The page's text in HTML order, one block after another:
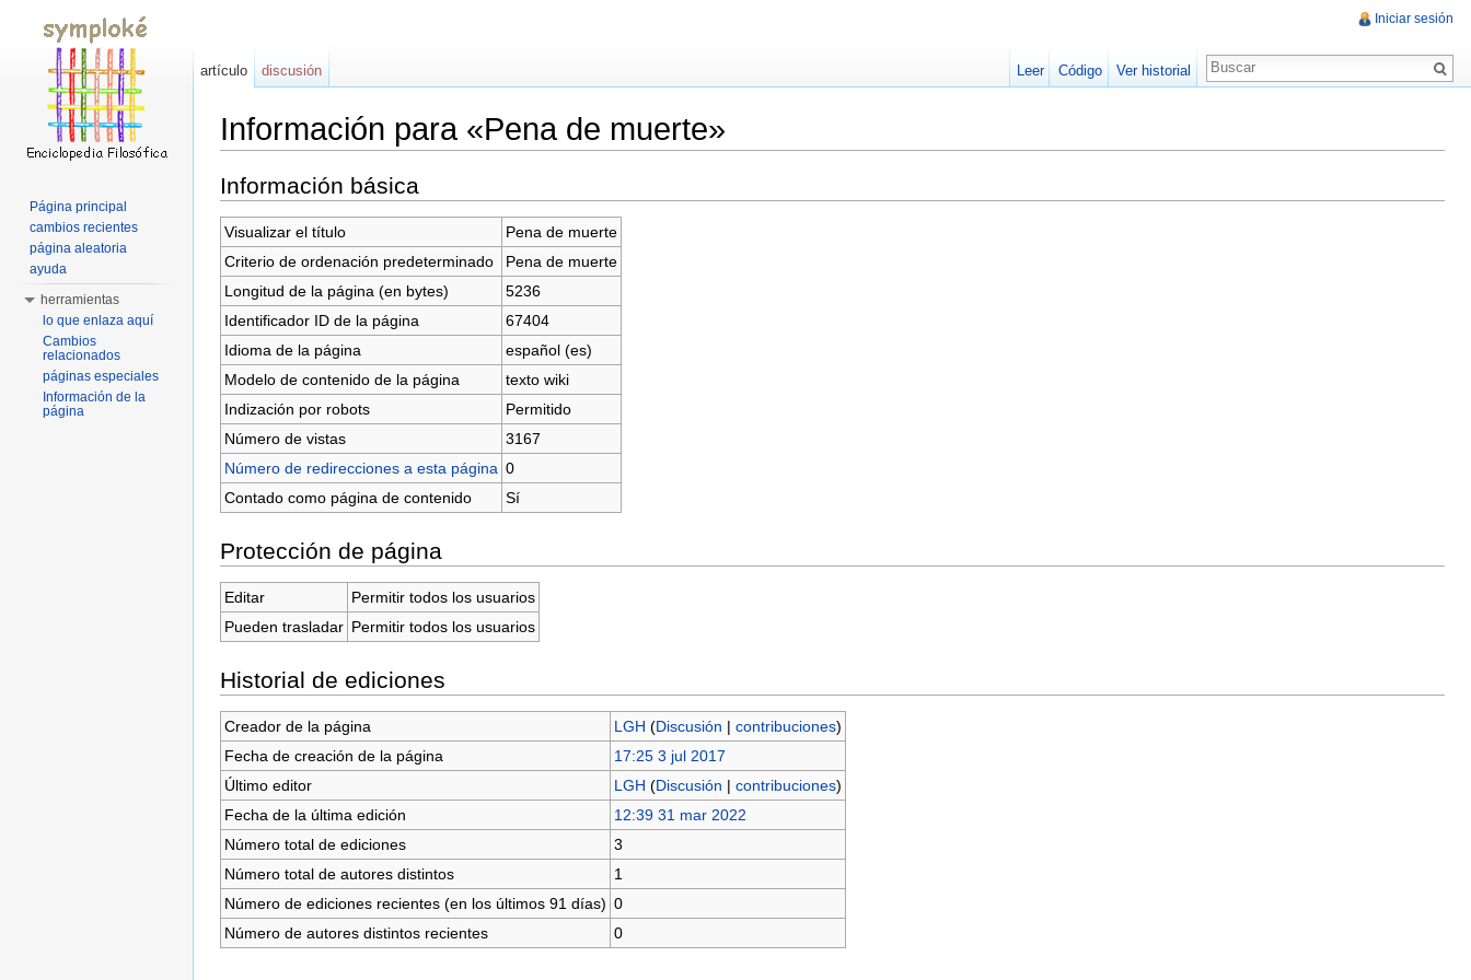
Información para «Pena de muerte»
Información básica
Visualizar el título
Pena de muerte
Criterio de ordenación predeterminado
Pena de muerte
Longitud de la página (en bytes)
5236
Identificador ID de la página
67404
Idioma de la página
español (es)
Modelo de contenido de la página
texto wiki
Indización por robots
Permitido
Número de vistas
3167
Número de redirecciones a esta página 0
Contado como página de contenido
Sí
Protección de página
Editar
Permitir todos los usuarios
Pueden trasladar Permitir todos los usuarios
Historial de ediciones
Creador de la página LGH (Discusión | contribuciones)
Fecha de creación de la página
17:25 3 jul 2017
Último editor
LGH (Discusión | contribuciones)
Fecha de la última edición
12:39 31 mar 2022
Número total de ediciones
3
Número total de autores distintos
1
Número de ediciones recientes (en los últimos 91 días) 0
Número de autores distintos recientes
0
Iniciar sesión
artículo discusión Leer Código Ver historial
Página principal
cambios recientes
página aleatoria
ayuda
herramientas
lo que enlaza aquí
Cambios
relacionados
páginas especiales
Información de la
página